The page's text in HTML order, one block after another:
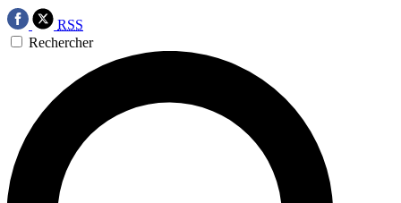
RSS
Rechercher